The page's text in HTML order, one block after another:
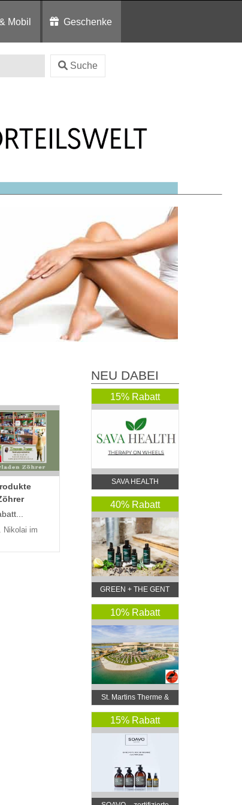
Mobil Geschenke
Suche
Nikolai im
NEU DABEI
15% Rabatt
SAVA HEALTH
40% Rabatt
GREEN + THE GENT
10% Rabatt
St. Martins Therme &
Lodge
15% Rabatt